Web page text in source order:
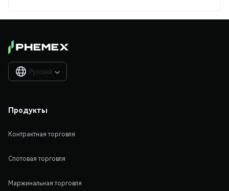
Русский 
Продукты
Контрактная торговля
Спотовая торговля
Маржинальная торговля